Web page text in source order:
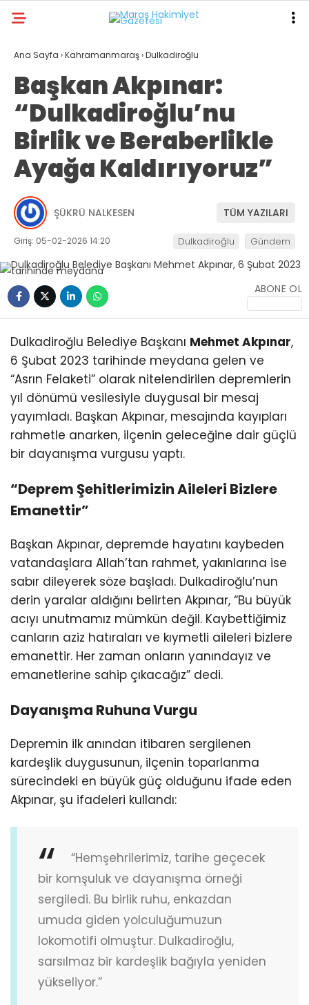
WhatsApp
İhbar Hattı
GALERİ VİDEO
ANA SAYFA
KAHRAMANMARAŞ
GÜNDEM
EKONOMI
POLITIKA
SAĞLIK
KÜLTÜR/SANAT
Ana Sayfa ›Kahramanmaraş›Dulkadiroğlu
Başkan Akpınar:
“Dulkadiroğlu’nu
Birlik ve Beraberlikle
Ayağa Kaldırıyoruz”
ŞÜKRÜ NALKESEN TÜM YAZILARI
Giriş: 05-02-2026 14:20 Dulkadiroğlu Gündem
ABONE OL
Dulkadiroğlu Belediye Başkanı Mehmet Akpınar,
6 Şubat 2023 tarihinde meydana gelen ve
“Asrın Felaketi” olarak nitelendirilen depremlerin
yıl dönümü vesilesiyle duygusal bir mesaj
yayımladı. Başkan Akpınar, mesajında kayıpları
rahmetle anarken, ilçenin geleceğine dair güçlü
bir dayanışma vurgusu yaptı.
“Deprem Şehitlerimizin Aileleri Bizlere
Emanettir”
Başkan Akpınar, depremde hayatını kaybeden
vatandaşlara Allah’tan rahmet, yakınlarına ise
sabır dileyerek söze başladı. Dulkadiroğlu’nun
derin yaralar aldığını belirten Akpınar, “Bu büyük
acıyı unutmamız mümkün değil. Kaybettiğimiz
canların aziz hatıraları ve kıymetli aileleri bizlere
emanettir. Her zaman onların yanındayız ve
emanetlerine sahip çıkacağız” dedi.
Dayanışma Ruhuna Vurgu
Depremin ilk anından itibaren sergilenen
kardeşlik duygusunun, ilçenin toparlanma
sürecindeki en büyük güç olduğunu ifade eden
Akpınar, şu ifadeleri kullandı:
“Hemşehrilerimiz, tarihe geçecek
bir komşuluk ve dayanışma örneği
sergiledi. Bu birlik ruhu, enkazdan
umuda giden yolculuğumuzun
lokomotifi olmuştur. Dulkadiroğlu,
sarsılmaz bir kardeşlik bağıyla yeniden
yükseliyor.”